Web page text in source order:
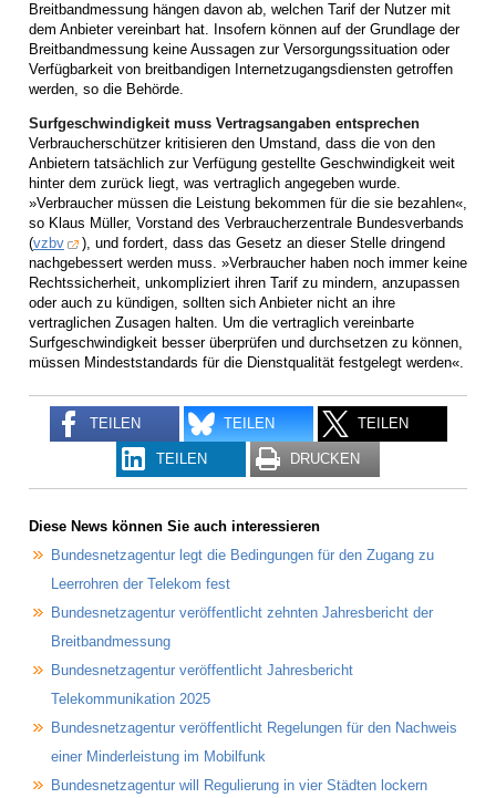
Breitbandmessung hängen davon ab, welchen Tarif der Nutzer mit
dem Anbieter vereinbart hat. Insofern können auf der Grundlage der
Breitbandmessung keine Aussagen zur Versorgungssituation oder
Verfügbarkeit von breitbandigen Internetzugangsdiensten getroffen
werden, so die Behörde.
Surfgeschwindigkeit muss Vertragsangaben entsprechen
Verbraucherschützer kritisieren den Umstand, dass die von den
Anbietern tatsächlich zur Verfügung gestellte Geschwindigkeit weit
hinter dem zurück liegt, was vertraglich angegeben wurde.
»Verbraucher müssen die Leistung bekommen für die sie bezahlen«,
so Klaus Müller, Vorstand des Verbraucherzentrale Bundesverbands
(vzbv
), und fordert, dass das Gesetz an dieser Stelle dringend
nachgebessert werden muss. »Verbraucher haben noch immer keine
Rechtssicherheit, unkompliziert ihren Tarif zu mindern, anzupassen
oder auch zu kündigen, sollten sich Anbieter nicht an ihre
vertraglichen Zusagen halten. Um die vertraglich vereinbarte
Surfgeschwindigkeit besser überprüfen und durchsetzen zu können,
müssen Mindeststandards für die Dienstqualität festgelegt werden«.
TEILEN TEILEN TEILEN
TEILEN DRUCKEN
Diese News können Sie auch interessieren
Bundesnetzagentur legt die Bedingungen für den Zugang zu
Leerrohren der Telekom fest
Bundesnetzagentur veröffentlicht zehnten Jahresbericht der
Breitbandmessung
Bundesnetzagentur veröffentlicht Jahresbericht
Telekommunikation 2025
Bundesnetzagentur veröffentlicht Regelungen für den Nachweis
einer Minderleistung im Mobilfunk
Bundesnetzagentur will Regulierung in vier Städten lockern